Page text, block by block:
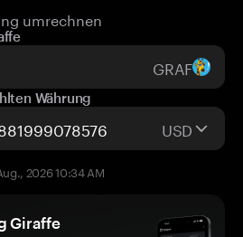
umrechnen
GRAF
Währung
USD
2026 10:34 AM
Giraffe